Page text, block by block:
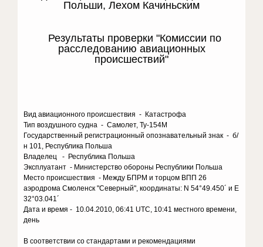
Польши, Лехом Качиньским
Результаты проверки "Комиссии по
расследованию авиационных
происшествий"
Вид авиационного происшествия - Катастрофа
Тип воздушного судна - Самолет, Ту-154М
Государственный регистрационный опознавательный знак - б/
н 101, Республика Польша
Владелец - Республика Польша
Эксплуатант - Министерство обороны Республики Польша
Место происшествия - Между БПРМ и торцом ВПП 26
аэродрома Смоленск "Северный", координаты: N 54°49.450´ и E
32°03.041´
Дата и время - 10.04.2010, 06:41 UTC, 10:41 местного времени,
день
В соответствии со стандартами и рекомендациями